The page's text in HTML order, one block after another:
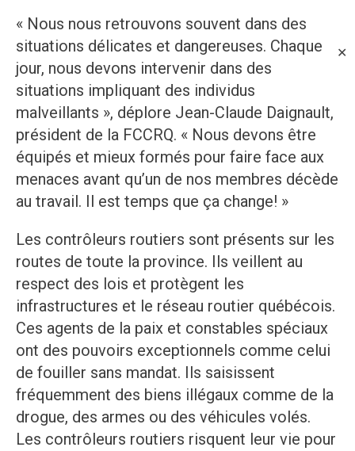
✕
« Nous nous retrouvons souvent dans des
situations délicates et dangereuses. Chaque
jour, nous devons intervenir dans des
situations impliquant des individus
malveillants », déplore Jean-Claude Daignault,
président de la FCCRQ. « Nous devons être
équipés et mieux formés pour faire face aux
menaces avant qu’un de nos membres décède
au travail. Il est temps que ça change! »
Les contrôleurs routiers sont présents sur les
routes de toute la province. Ils veillent au
respect des lois et protègent les
infrastructures et le réseau routier québécois.
Ces agents de la paix et constables spéciaux
ont des pouvoirs exceptionnels comme celui
de fouiller sans mandat. Ils saisissent
fréquemment des biens illégaux comme de la
drogue, des armes ou des véhicules volés.
Les contrôleurs routiers risquent leur vie pour